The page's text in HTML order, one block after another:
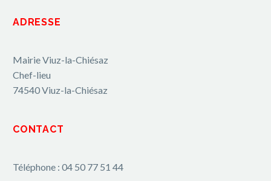
ADRESSE
Mairie Viuz-la-Chiésaz
Chef-lieu
74540 Viuz-la-Chiésaz
CONTACT
Téléphone : 04 50 77 51 44